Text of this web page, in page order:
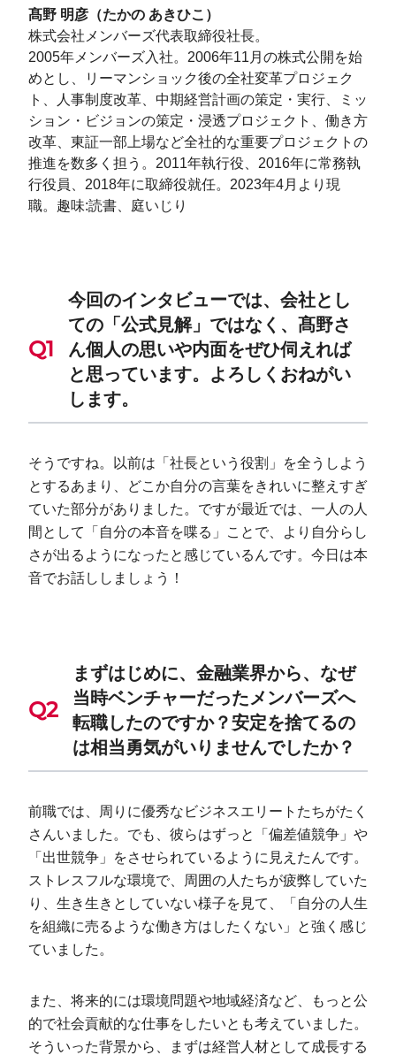
髙野 明彦（たかの あきひこ）
株式会社メンバーズ代表取締役社長。
2005年メンバーズ入社。2006年11月の株式公開を始
めとし、リーマンショック後の全社変革プロジェク
ト、人事制度改革、中期経営計画の策定・実行、ミッ
ション・ビジョンの策定・浸透プロジェクト、働き方
改革、東証一部上場など全社的な重要プロジェクトの
推進を数多く担う。2011年執行役、2016年に常務執
行役員、2018年に取締役就任。2023年4月より現
職。趣味:読書、庭いじり
今回のインタビューでは、会社とし
ての「公式見解」ではなく、髙野さ
ん個人の思いや内面をぜひ伺えれば
と思っています。よろしくおねがい
します。
そうですね。以前は「社長という役割」を全うしよう
とするあまり、どこか自分の言葉をきれいに整えすぎ
ていた部分がありました。ですが最近では、一人の人
間として「自分の本音を喋る」ことで、より自分らし
さが出るようになったと感じているんです。今日は本
音でお話ししましょう！
まずはじめに、金融業界から、なぜ
当時ベンチャーだったメンバーズへ
転職したのですか？安定を捨てるの
は相当勇気がいりませんでしたか？
前職では、周りに優秀なビジネスエリートたちがたく
さんいました。でも、彼らはずっと「偏差値競争」や
「出世競争」をさせられているように見えたんです。
ストレスフルな環境で、周囲の人たちが疲弊していた
り、生き生きとしていない様子を見て、「自分の人生
を組織に売るような働き方はしたくない」と強く感じ
ていました。
また、将来的には環境問題や地域経済など、もっと公
的で社会貢献的な仕事をしたいとも考えていました。
そういった背景から、まずは経営人材として成長する